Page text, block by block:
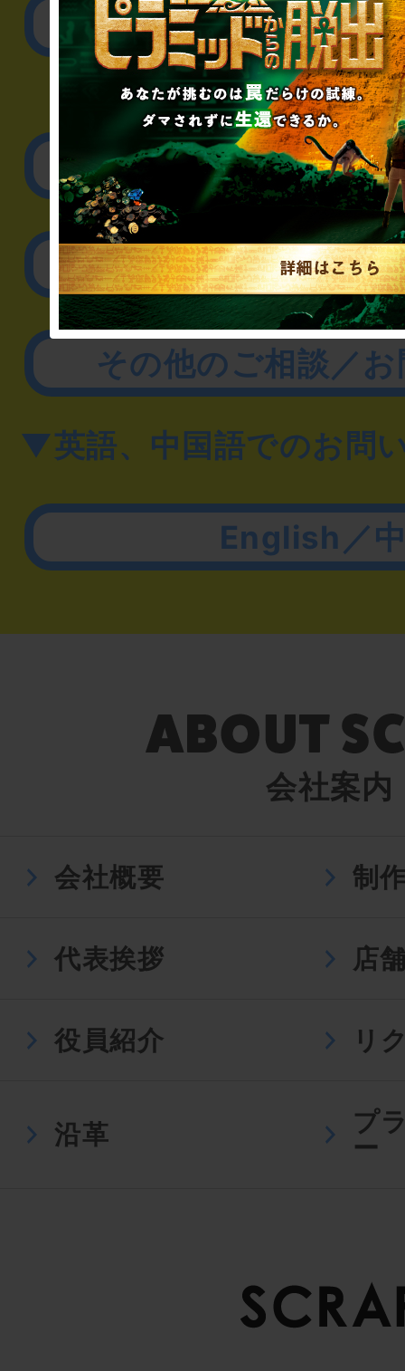
公演内容、チケット
▼企業／法人の方
リアル脱出ゲーム制作
取材に関するお
その他のご相談／
▼英語、中国語でのお問
English／
会社案内
会社概要 制
代表挨拶 店
役員紹介 リ
沿革
プ
ー